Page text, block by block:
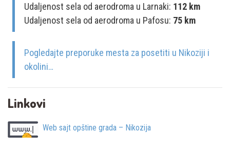
Udaljenost sela od aerodroma u Larnaki: 112 km
Udaljenost sela od aerodroma u Pafosu: 75 km
Pogledajte preporuke mesta za posetiti u Nikoziji i
okolini…
Linkovi
Web sajt opštine grada – Nikozija